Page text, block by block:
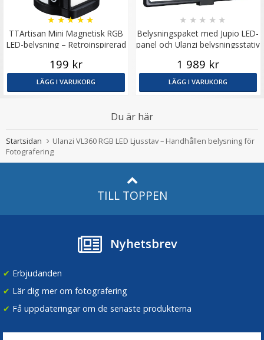
TTArtisan Mini Magnetisk RGB
LED-belysning – Retroinspirerad
★★★★ ★
199 kr
LÄGG I VARUKORG
Belysningspaket med Jupio LED-
panel och Ulanzi belysningsstativ
★ ★ ★ ★ ★
1 989 kr
LÄGG I VARUKORG
Du är här
Startsidan
Ulanzi VL360 RGB LED Ljusstav – Handhållen belysning för
Fotografering
TILL TOPPEN
Nyhetsbrev
✔ Erbjudanden
✔ Lär dig mer om fotografering
✔ Få uppdateringar om de senaste produkterna